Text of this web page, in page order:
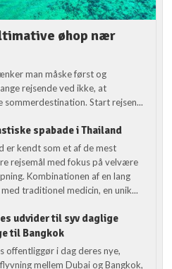
øhop nær
man måske først og
rejsende ved ikke, at
Start rejsen...
spabade i Thailand
er kendt som et af de mest
rejsemål med fokus på velvære
Kombinationen af en lang
traditionel medicin, en unik...
udvider til syv daglige
til Bangkok
offentliggør i dag deres nye,
mellem Dubai og Bangkok,